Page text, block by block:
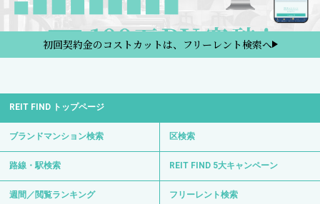
初回契約金のコストカットは、フリーレント検索へ
REIT FIND トップページ
ブランドマンション検索 区検索
路線・駅検索 REIT FIND 5大キャンペーン
週間／閲覧ランキング フリーレント検索